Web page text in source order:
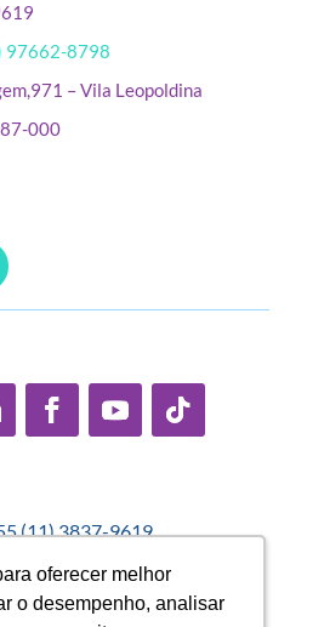
oferecer melhor
o desempenho, analisar
oferecer melhor
o desempenho, analisar
97662-8798
– Vila Leopoldina
000
(11) 3837-9619
de Dados |Encarregado de